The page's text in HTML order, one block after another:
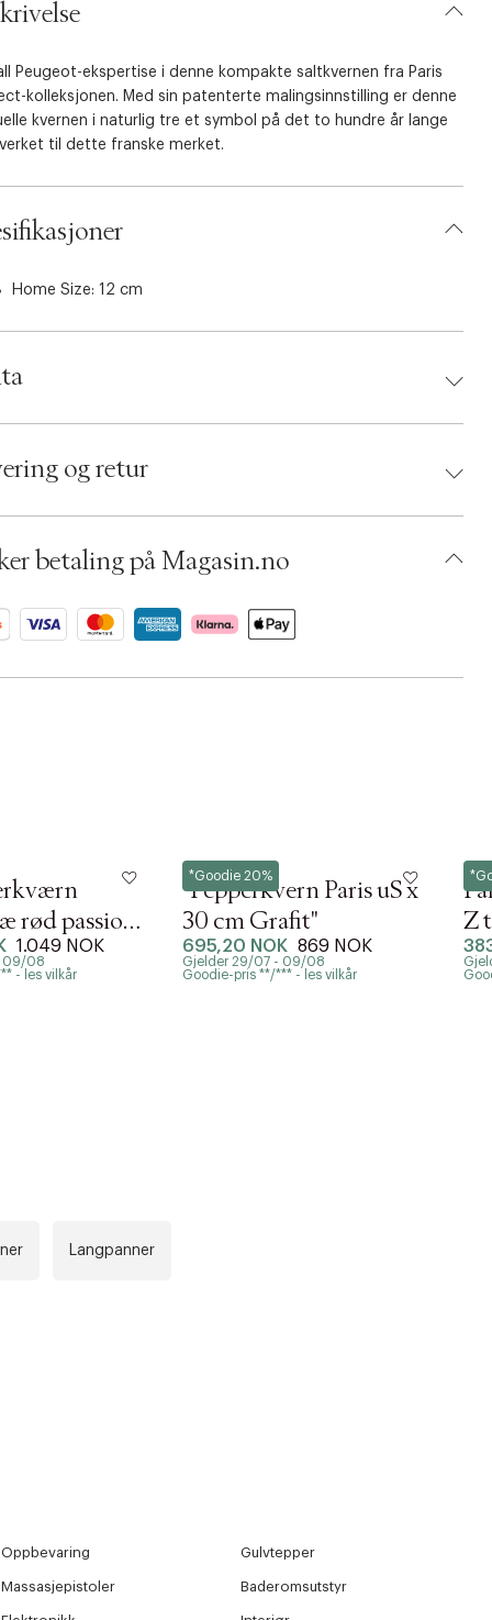
Peugeot-ekspertise i denne kompakte saltkvernen fra Paris
kolleksjonen. Med sin patenterte malingsinnstilling er denne
kvernen i naturlig tre et symbol på det to hundre år lange
til dette franske merket.
Home Size: 12 cm
4006950042196
06785352
og retur
betaling på Magasin.no
rød passion
1.049 NOK
09/08
- les vilkår
*Goodie 20%
Peugeot
"Pepperkvern Paris uS x
30 cm Grafit"
695,20 NOK 869 NOK
Gjelder 29/07 - 09/08
Goodie-pris **/*** - les vilkår
Z
Langpanner
Oppbevaring Gulvtepper
Massasjepistoler Baderomsutstyr
kunne se